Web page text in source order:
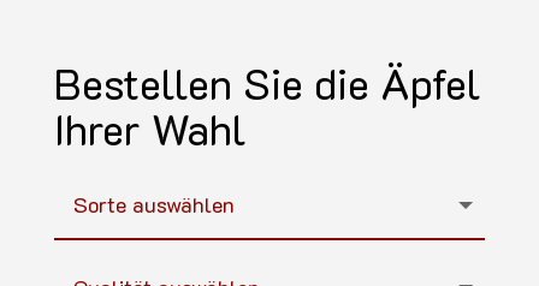
Bestellen Sie die Äpfel
Ihrer Wahl